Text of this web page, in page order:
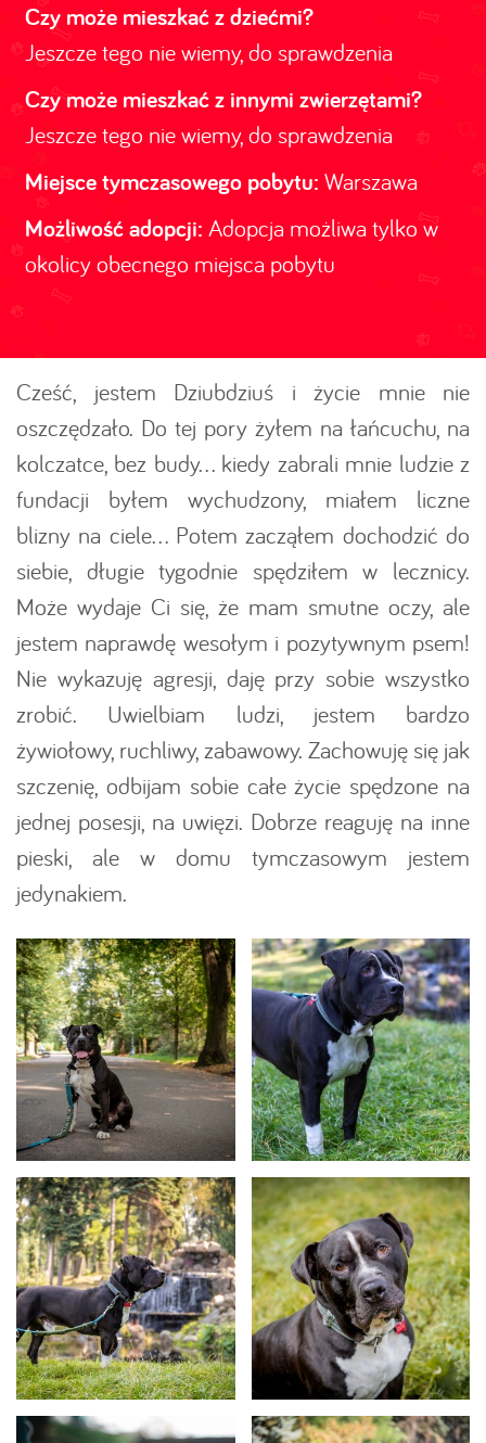
Czy może mieszkać z dziećmi?
Jeszcze tego nie wiemy, do sprawdzenia
Czy może mieszkać z innymi zwierzętami?
Jeszcze tego nie wiemy, do sprawdzenia
Miejsce tymczasowego pobytu: Warszawa
Możliwość adopcji: Adopcja możliwa tylko w
okolicy obecnego miejsca pobytu
Cześć, jestem Dziubdziuś i życie mnie nie
oszczędzało. Do tej pory żyłem na łańcuchu, na
kolczatce, bez budy... kiedy zabrali mnie ludzie z
fundacji byłem wychudzony, miałem liczne
blizny na ciele... Potem zacząłem dochodzić do
siebie, długie tygodnie spędziłem w lecznicy.
Może wydaje Ci się, że mam smutne oczy, ale
jestem naprawdę wesołym i pozytywnym psem!
Nie wykazuję agresji, daję przy sobie wszystko
zrobić. Uwielbiam ludzi, jestem bardzo
żywiołowy, ruchliwy, zabawowy. Zachowuję się jak
szczenię, odbijam sobie całe życie spędzone na
jednej posesji, na uwięzi. Dobrze reaguję na inne
pieski, ale w domu tymczasowym jestem
jedynakiem.